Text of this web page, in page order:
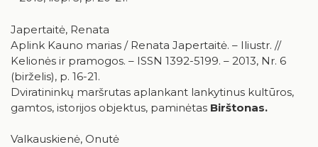
Japertaitė, Renata
Aplink Kauno marias / Renata Japertaitė. – Iliustr. //
Kelionės ir pramogos. – ISSN 1392-5199. – 2013, Nr. 6
(birželis), p. 16-21.
Dviratininkų maršrutas aplankant lankytinus kultūros,
gamtos, istorijos objektus, paminėtas Birštonas.
Valkauskienė, Onutė